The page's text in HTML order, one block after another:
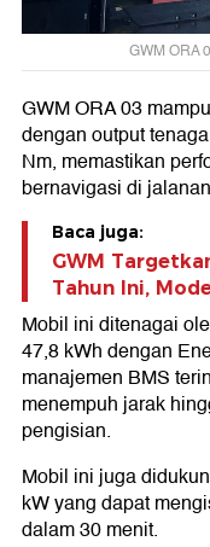
GWM ORA
GWM ORA 03
dengan output
Nm, memastikan
bernavigasi di
Baca juga:
GWM
Tahun Ini,
Mobil ini ditenagai
47,8 kWh dengan
manajemen BMS
menempuh jarak
pengisian.
Mobil ini juga
kW yang dapat
dalam 30 menit.